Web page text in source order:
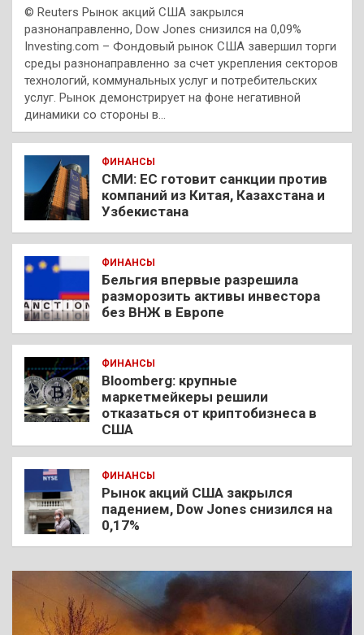
© Reuters Рынок акций США закрылся
разнонаправленно, Dow Jones снизился на 0,09%
Investing.com – Фондовый рынок США завершил торги
среды разнонаправленно за счет укрепления секторов
технологий, коммунальных услуг и потребительских
услуг. Рынок демонстрирует на фоне негативной
динамики со стороны в…
ФИНАНСЫ
СМИ: ЕС готовит санкции против
компаний из Китая, Казахстана и
Узбекистана
ФИНАНСЫ
Бельгия впервые разрешила
разморозить активы инвестора
без ВНЖ в Европе
ФИНАНСЫ
Bloomberg: крупные
маркетмейкеры решили
отказаться от криптобизнеса в
США
ФИНАНСЫ
Рынок акций США закрылся
падением, Dow Jones снизился на
0,17%